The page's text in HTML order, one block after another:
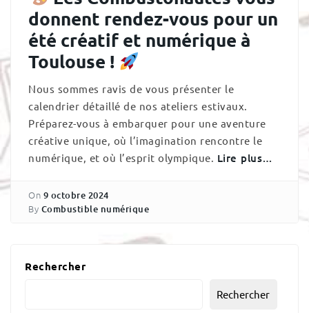
donnent rendez-vous pour un
été créatif et numérique à
Toulouse !
Nous sommes ravis de vous présenter le
calendrier détaillé de nos ateliers estivaux.
Préparez-vous à embarquer pour une aventure
créative unique, où l’imagination rencontre le
numérique, et où l’esprit olympique. Lire plus…
On 9 octobre 2024
By Combustible numérique
Rechercher
Rechercher